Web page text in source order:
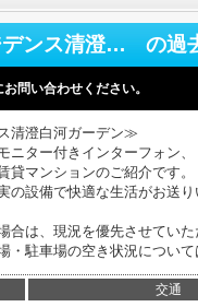
ハーモニーレジデンス清澄白河ガーデン の過
問い合わせください。
清澄白河ガーデン≫
ニター付きインターフォン、
貸マンションのご紹介です。
の設備で快適な生活がお送り
は、現況を優先させていた
駐車場の空き状況について
交通